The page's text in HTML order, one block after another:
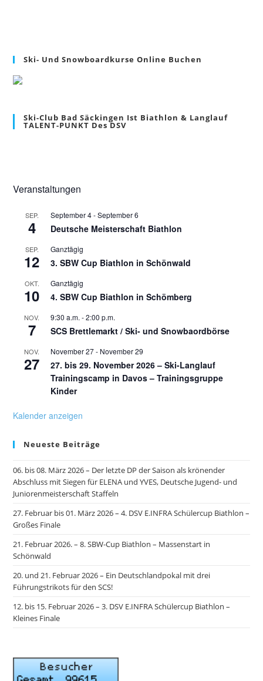
Ski- Und Snowboardkurse Online Buchen
Ski-Club Bad Säckingen Ist Biathlon & Langlauf
TALENT-PUNKT Des DSV
Veranstaltungen
SEP.
4
September 4-September 6
Deutsche Meisterschaft Biathlon
SEP.
12
Ganztägig
3. SBW Cup Biathlon in Schönwald
OKT.
10
Ganztägig
4. SBW Cup Biathlon in Schömberg
NOV.
7
9:30 a.m. -2:00 p.m.
SCS Brettlemarkt / Ski- und Snowbaordbörse
NOV.
27
November 27- November 29
27. bis 29. November 2026 – Ski-Langlauf
Trainingscamp in Davos – Trainingsgruppe
Kinder
Kalender anzeigen
Neueste Beiträge
06. bis 08. März 2026 – Der letzte DP der Saison als krönender
Abschluss mit Siegen für ELENA und YVES, Deutsche Jugend- und
Juniorenmeisterschaft Staffeln
27. Februar bis 01. März 2026 – 4. DSV E.INFRA Schülercup Biathlon –
Großes Finale
21. Februar 2026. – 8. SBW-Cup Biathlon – Massenstart in
Schönwald
20. und 21. Februar 2026 – Ein Deutschlandpokal mit drei
Führungstrikots für den SCS!
12. bis 15. Februar 2026 – 3. DSV E.INFRA Schülercup Biathlon –
Kleines Finale